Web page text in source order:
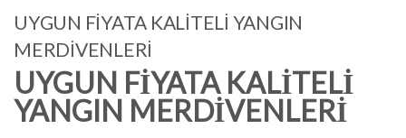
UYGUN FİYATA KALİTELİ YANGIN
MERDİVENLERİ
UYGUN FİYATA KALİTELİ
YANGIN MERDİVENLERİ